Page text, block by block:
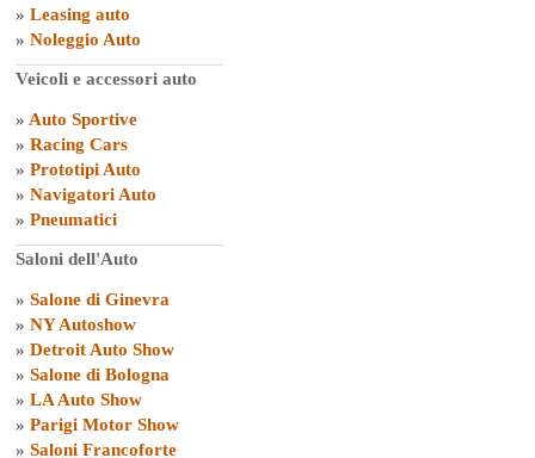
» Leasing auto
» Noleggio Auto
Veicoli e accessori auto
» Auto Sportive
» Racing Cars
» Prototipi Auto
» Navigatori Auto
» Pneumatici
Saloni dell'Auto
» Salone di Ginevra
» NY Autoshow
» Detroit Auto Show
» Salone di Bologna
» LA Auto Show
» Parigi Motor Show
» Saloni Francoforte